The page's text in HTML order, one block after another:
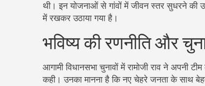
थी। इन योजनाओं से गांवों में जीवन स्तर सुधरने की
में रखकर उठाया गया है।
भविष्य की रणनीति और
आगामी विधानसभा चुनावों में रामोजी राव ने अपनी
कही। उनका मानना है कि नए चेहरे जनता के साथ